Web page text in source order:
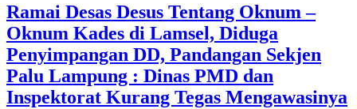
Ramai Desas Desus Tentang Oknum –
Oknum Kades di Lamsel, Diduga
Penyimpangan DD, Pandangan Sekjen
Palu Lampung : Dinas PMD dan
Inspektorat Kurang Tegas Mengawasinya